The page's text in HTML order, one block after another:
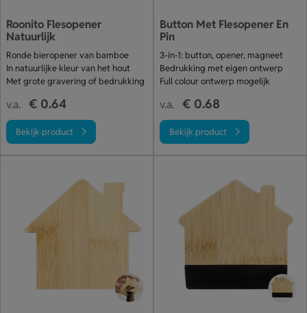
Roonito Flesopener
Natuurlijk
Ronde bieropener van bamboe
In natuurlijke kleur van het hout
Met grote gravering of bedrukking
v.a. € 0.64
Bekijk product
Button Met Flesopener En
Pin
3-in-1: button, opener, magneet
Bedrukking met eigen ontwerp
Full colour ontwerp mogelijk
v.a. € 0.68
Bekijk product